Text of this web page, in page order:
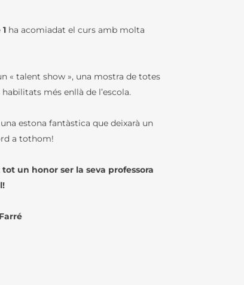
SCOLAIRE
ha acomiadat el curs amb molta
« talent show », una mostra de totes
habilitats més enllà de l’escola.
estona fantàstica que deixarà un
a tothom!
tot un honor ser la seva professora